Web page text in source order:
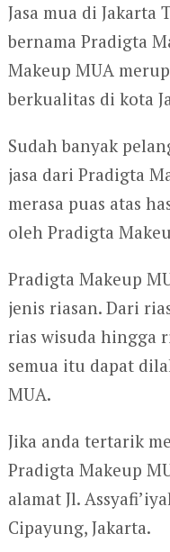
Jasa mua di
bernama Pradigta
Makeup MUA
berkualitas di kota
Sudah banyak
jasa dari Pradigta
merasa puas atas
oleh Pradigta
Pradigta Makeup
jenis riasan. Dari
rias wisuda hingga
semua itu dapat
MUA.
Jika anda tertarik
Pradigta Makeup
alamat Jl.
Cipayung, Jakarta.